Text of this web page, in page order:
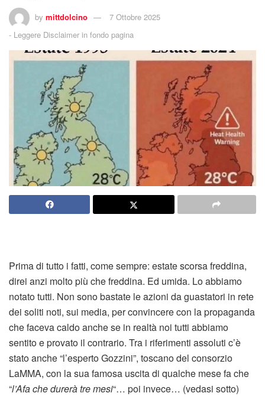
by mittdolcino
7 Ottobre 2025
- Leggere Disclaimer in fondo pagina
Prima di tutto i fatti, come sempre: estate scorsa freddina,
direi anzi molto più che freddina. Ed umida. Lo abbiamo
notato tutti. Non sono bastate le azioni da guastatori in rete
dei soliti noti, sui media, per convincere con la propaganda
che faceva caldo anche se in realtà noi tutti abbiamo
sentito e provato il contrario. Tra i riferimenti assoluti c’è
stato anche “l’esperto Gozzini”, toscano del consorzio
LaMMA, con la sua famosa uscita di qualche mese fa che
“l’Afa che durerà tre mesi“… poi invece… (vedasi sotto)